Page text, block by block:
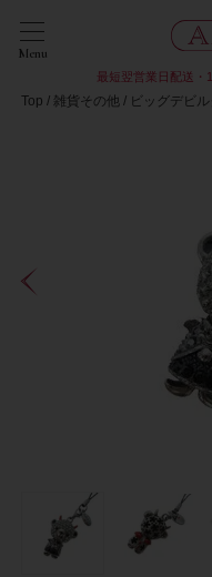
Menu
最短翌営業日配送・
Top 雑貨その他 ビッグデビ